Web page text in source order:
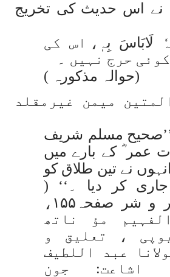
نے اس حدیث کی تخریج
لَابَاسَ بِہٖٖ ، اس کی
حرج نہیں ۔
(حوالہ مذکورہ )
میمن غیرمقلد
مسلم شریف
عمر ؓ کے بارے میں
نے تین طلاق کو
کر دیا ۔‘‘ (
حدیث خیر و شر صفحہ۱۵۵،
مؤ ناتھ
، تعلیق و
عبد اللطیف
اشاعت: جون